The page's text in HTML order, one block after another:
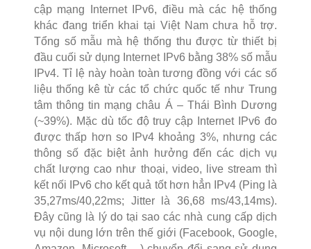
cập mạng Internet IPv6, điều mà các hệ thống
khác đang triển khai tại Việt Nam chưa hỗ trợ.
Tổng số mẫu mà hệ thống thu được từ thiết bị
đầu cuối sử dụng Internet IPv6 bằng 38% số mẫu
IPv4. Tỉ lệ này hoàn toàn tương đồng với các số
liệu thống kê từ các tổ chức quốc tế như Trung
tâm thông tin mạng châu Á – Thái Bình Dương
(~39%). Mặc dù tốc độ truy cập Internet IPv6 đo
được thấp hơn so IPv4 khoảng 3%, nhưng các
thông số đặc biệt ảnh hưởng đến các dịch vụ
chất lượng cao như thoại, video, live stream thì
kết nối IPv6 cho kết quả tốt hơn hẳn IPv4 (Ping là
35,27ms/40,22ms; Jitter là 36,68 ms/43,14ms).
Đây cũng là lý do tại sao các nhà cung cấp dịch
vụ nội dung lớn trên thế giới (Facebook, Google,